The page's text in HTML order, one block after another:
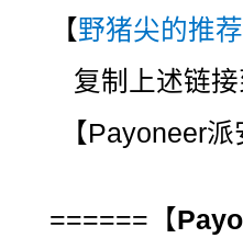
【野猪尖的推
复制上述链
【Payoneer
======【